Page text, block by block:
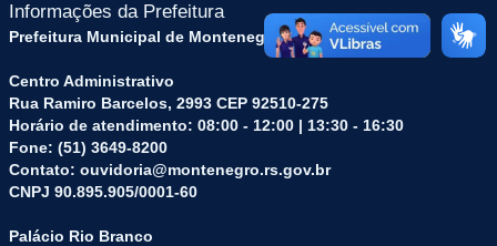
Informações da Prefeitura
Prefeitura Municipal de Montenegro (RS)
Centro Administrativo
Rua Ramiro Barcelos, 2993 CEP 92510-275
Horário de atendimento: 08:00 - 12:00 | 13:30 - 16:30
Fone: (51) 3649-8200
Contato: ouvidoria@montenegro.rs.gov.br
CNPJ 90.895.905/0001-60
Palácio Rio Branco